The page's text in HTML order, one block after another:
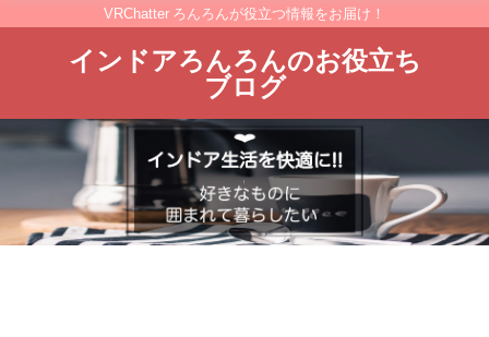
VRChatter ろんろんが役立つ情報をお届け！
インドアろんろんのお役立ち
ブログ